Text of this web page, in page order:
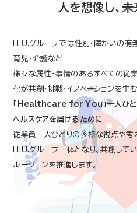
人を想像し、
H.U.グループでは性別・障がいの有無
育児・介護など
様々な属性・事情のあるすべての従
化が共創・挑戦・イノベーションを生
「Healthcare for You」一人ひと
ヘルスケアを届けるために
従業員一人ひとりの多様な視点や考
H.U.グループ一体となり、共創して
ルージョンを推進します。